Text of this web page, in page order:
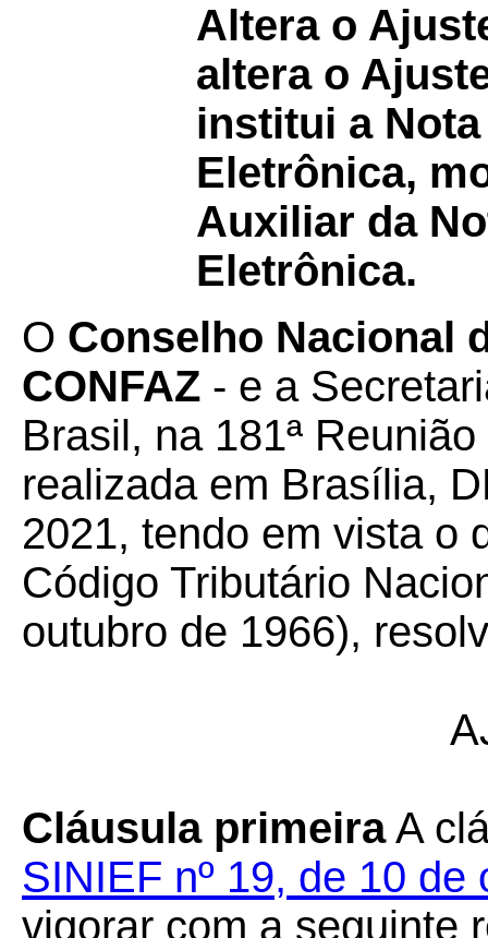
Altera o
altera o
institui a
Eletrônica,
Auxiliar da
Eletrônica.
O Conselho Nacional
CONFAZ - e a
Brasil, na 181ª
realizada em Brasília,
2021, tendo em vista o
Código Tributário
outubro de 1966),
Cláusula primeiraA
SINIEF nº 19, de 10 de
vigorar com a seguinte